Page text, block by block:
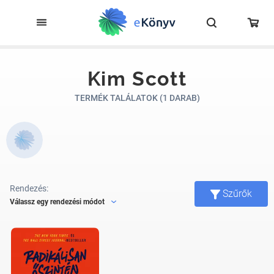
Kim Scott
TERMÉK TALÁLATOK (1 DARAB)
Rendezés:
Válassz egy rendezési módot
Szűrők